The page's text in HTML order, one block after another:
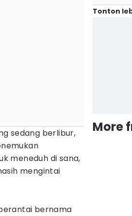
sedang berlibur,
meneduh di sana,
mengintai
bernama
Tonton
More